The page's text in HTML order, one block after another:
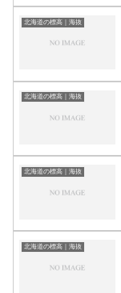
北海道の標高｜海抜
北海道の標高｜海抜
北海道の標高｜海抜
北海道の標高｜海抜